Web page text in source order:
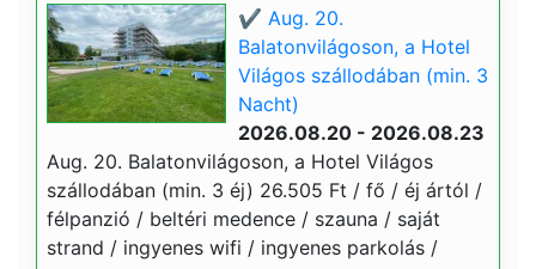
✔️ Aug. 20.
Balatonvilágoson, a Hotel
Világos szállodában (min. 3
Nacht)
2026.08.20 - 2026.08.23
Aug. 20. Balatonvilágoson, a Hotel Világos
szállodában (min. 3 éj) 26.505 Ft / fő / éj ártól /
félpanzió / beltéri medence / szauna / saját
strand / ingyenes wifi / ingyenes parkolás /